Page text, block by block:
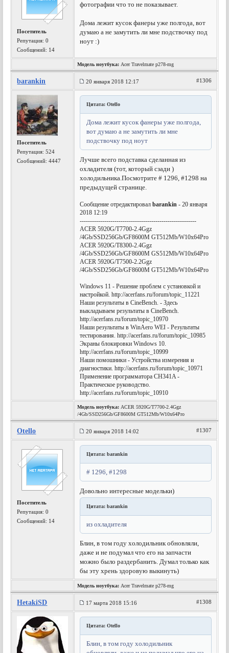
Посетитель
Репутация:0
Сообщений: 14
фотографии что то не показывает.
Дома лежит кусок фанеры уже полгода, вот
думаю а не замутить ли мне подствочку под
ноут :)
Модель ноутбука: Acer Travelmate p278-mg
barankin 20 января 2018 12:17 #1306
Посетитель
Репутация:524
Сообщений: 4447
Цитата: Otello
Дома лежит кусок фанеры уже полгода,
вот думаю а не замутить ли мне
подствочку под ноут
Лучше всего подставка сделанная из
охладителя (тот, который сзади )
холодильника.Посмотрите # 1296, #1298 на
предыдущей странице.
Сообщение отредактировалbarankin - 20 января
2018 12:19
---------------------------------------------------------
ACER 5920G/T7700-2.4Ggz
/4Gb/SSD256Gb/GF8600M GT512Mb/W10x64Pro
ACER 5920G/T8300-2.4Ggz
/4Gb/SSD256Gb/GF8600M GS512Mb/W10x64Pro
ACER 5920G/T7500-2.2Ggz
/4Gb/SSD256Gb/GF8600M GT512Mb/W10x64Pro
Windows 11 - Решение проблем с установкой и
настройкой. http://acerfans.ru/forum/topic_11221
Наши результаты в CineBench. - Здесь
выкладываем результаты в CineBench.
http://acerfans.ru/forum/topic_10970
Наши результаты в WinAero WEI - Результаты
тестирования. http://acerfans.ru/forum/topic_10985
Экраны блокировки Windows 10.
http://acerfans.ru/forum/topic_10999
Наши помошники - Устройства измерения и
диагностики. http://acerfans.ru/forum/topic_10971
Применение программатора CH341A -
Практическое руководство.
http://acerfans.ru/forum/topic_10910
Модель ноутбука: ACER 5920G/T7700-2.4Ggz
/4Gb/SSD256Gb/GF8600M GT512Mb/W10x64Pro
Otello 20 января 2018 14:02 #1307
Посетитель
Репутация:0
Сообщений: 14
Цитата: barankin
# 1296, #1298
Довольно интересные модельки)
Цитата: barankin
из охладителя
Блин, в том году холодильник обновляли,
даже и не подумал что его на запчасти
можно было раздербанить. Думал только как
бы эту хрень здоровую выкинуть)
Модель ноутбука: Acer Travelmate p278-mg
HetakiSD 17 марта 2018 15:16 #1308
Цитата: Otello
Блин, в том году холодильник